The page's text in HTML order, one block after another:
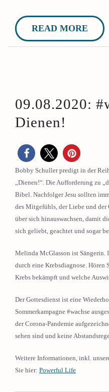
READ MORE
09.08.2020:
Dienen!
Bobby Schuller predigt in der
„Dienen!“. Die Aufforderung zu
Bibel. Nachfolger Jesu sollten
des Mitgefühls, der Liebe und der
über sich hinauswachsen, damit
sich geliebt, geachtet und sogar
Melinda McGlasson ist Sängerin.
durch eine Krebsdiagnose. Hören
Krebs bekämpft und welche
Der Gottesdienst ist eine
Sommerkampagne #wachse
der Corona-Pandemie
sehen sind und keine
Weitere Informationen, inkl.
Sie hier: Powerful Life